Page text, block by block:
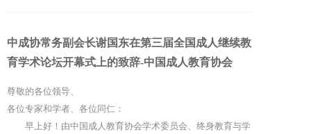
续教育学院、成人高校和科研机构的代表，社区教育示范区和
教育机构代表、学术期刊和新闻媒体代表约130人参加了论
中成协常务副会长谢国东在第三届全国成人继续教
育学术论坛开幕式上的致辞-中国成人教育协会
尊敬的各位领导、
各位专家和学者、各位同仁：
早上好！由中国成人教育协会学术委员会、终身教育与学